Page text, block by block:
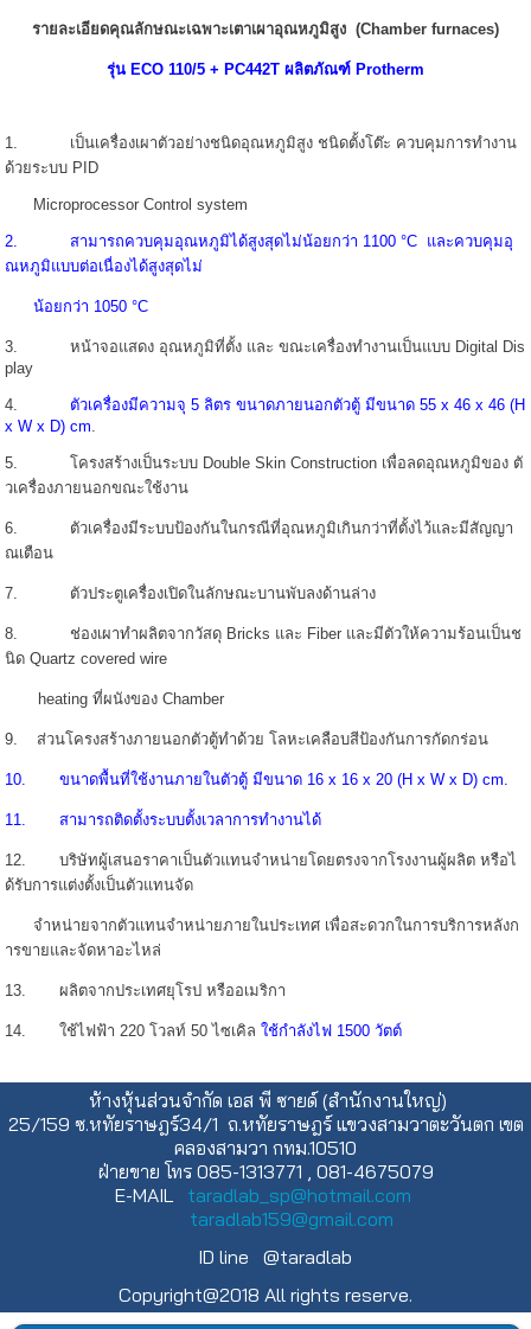
รายละเอียดคุณลักษณะเฉพาะเตาเผาอุณหภูมิสูง (Chamber furnaces)
รุ่น ECO 110/5 + PC442T ผลิตภัณฑ์ Protherm
1. เป็นเครื่องเผาตัวอย่างชนิดอุณหภูมิสูง ชนิดตั้งโต๊ะ ควบคุมการทำงาน
ด้วยระบบ PID
Microprocessor Control system
2. สามารถควบคุมอุณหภูมิได้สูงสุดไม่น้อยกว่า 1100 °C และควบคุมอุ
ณหภูมิแบบต่อเนื่องได้สูงสุดไม่
น้อยกว่า 1050 °C
3. หน้าจอแสดง อุณหภูมิที่ตั้ง และ ขณะเครื่องทำงานเป็นแบบ Digital Dis
play
4. ตัวเครื่องมีความจุ 5 ลิตร ขนาดภายนอกตัวตู้ มีขนาด 55 x 46 x 46 (H
x W x D) cm.
5. โครงสร้างเป็นระบบ Double Skin Construction เพื่อลดอุณหภูมิของ ตั
วเครื่องภายนอกขณะใช้งาน
6. ตัวเครื่องมีระบบป้องกันในกรณีที่อุณหภูมิเกินกว่าที่ตั้งไว้และมีสัญญา
ณเตือน
7. ตัวประตูเครื่องเปิดในลักษณะบานพับลงด้านล่าง
8. ช่องเผาทำผลิตจากวัสดุ Bricks และ Fiber และมีตัวให้ความร้อนเป็นช
นิด Quartz covered wire
heating ที่ผนังของ Chamber
9. ส่วนโครงสร้างภายนอกตัวตู้ทำด้วย โลหะเคลือบสีป้องกันการกัดกร่อน
10. ขนาดพื้นที่ใช้งานภายในตัวตู้ มีขนาด 16 x 16 x 20 (H x W x D) cm.
11. สามารถติดตั้งระบบตั้งเวลาการทำงานได้
12. บริษัทผู้เสนอราคาเป็นตัวแทนจำหน่ายโดยตรงจากโรงงานผู้ผลิต หรือไ
ด้รับการแต่งตั้งเป็นตัวแทนจัด
จำหน่ายจากตัวแทนจำหน่ายภายในประเทศ เพื่อสะดวกในการบริการหลังก
ารขายและจัดหาอะไหล่
13. ผลิตจากประเทศยุโรป หรืออเมริกา
14. ใช้ไฟฟ้า 220 โวลท์ 50 ไซเคิลใช้กำลังไฟ 1500 วัตต์
ห้างหุ้นส่วนจำกัด เอส พี ซายด์ (สำนักงานใหญ่)
25/159 ซ.หทัยราษฎร์34/1 ถ.หทัยราษฎร์ แขวงสามวาตะวันตก เขต
คลองสามวา กทม.10510
ฝ่ายขาย โทร 085-1313771 , 081-4675079
E-MAIL taradlab_sp@hotmail.com
taradlab159@gmail.com
ID line @taradlab
Copyright@2018 All rights reserve.